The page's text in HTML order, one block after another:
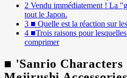
2 Vendu immédiatement ! La
tout le Japon.
3 ■ Quelle est la réaction sur
4 ■Trois raisons pour
comprimer
■ 'Sanrio Characters